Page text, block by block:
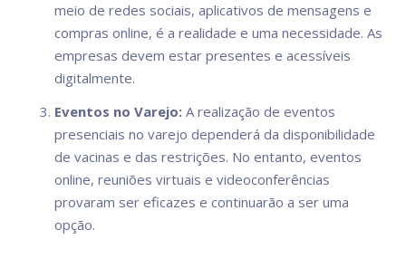
meio de redes sociais, aplicativos de mensagens e
compras online, é a realidade e uma necessidade. As
empresas devem estar presentes e acessíveis
digitalmente.
Eventos no Varejo: A realização de eventos
presenciais no varejo dependerá da disponibilidade
de vacinas e das restrições. No entanto, eventos
online, reuniões virtuais e videoconferências
provaram ser eficazes e continuarão a ser uma
opção.